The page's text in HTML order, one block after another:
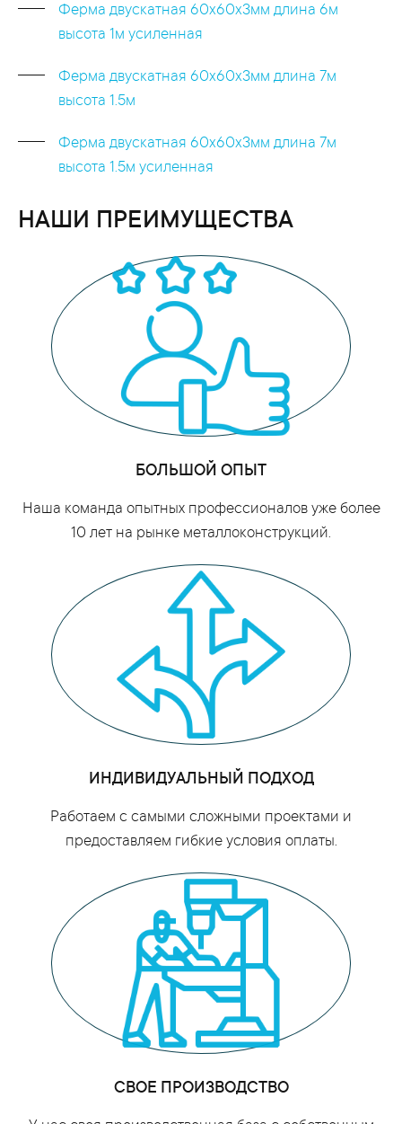
Ферма двускатная 60x60x3мм длина 6м
высота 1м усиленная
Ферма двускатная 60x60x3мм длина 7м
высота 1.5м
Ферма двускатная 60x60x3мм длина 7м
высота 1.5м усиленная
НАШИ ПРЕИМУЩЕСТВА
БОЛЬШОЙ ОПЫТ
Наша команда опытных профессионалов уже более
10 лет на рынке металлоконструкций.
ИНДИВИДУАЛЬНЫЙ ПОДХОД
Работаем с самыми сложными проектами и
предоставляем гибкие условия оплаты.
СВОЕ ПРОИЗВОДСТВО